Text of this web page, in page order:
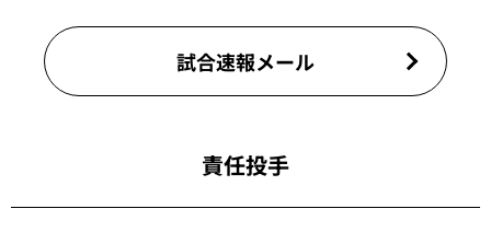
試合速報メール
責任投手